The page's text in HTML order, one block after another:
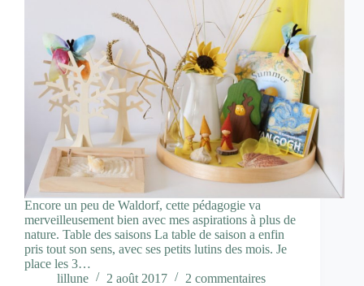
Encore un peu de Waldorf, cette pédagogie va
merveilleusement bien avec mes aspirations à plus de
nature. Table des saisons La table de saison a enfin
pris tout son sens, avec ses petits lutins des mois. Je
place les 3…
lillune
2 août 2017 2 commentaires